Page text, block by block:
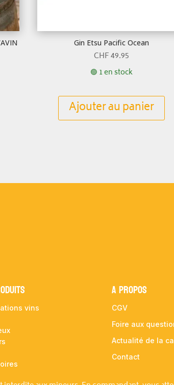
Gin Etsu Pacific Ocean
CHF49.95
🟢 1 en stock
Ajouter au panier
vins
A propos
CGV
Foire aux
Actualité de la
Contact